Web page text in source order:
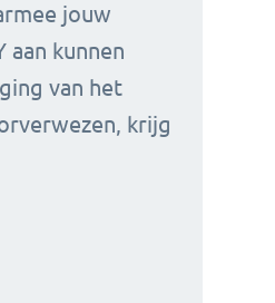
jouw
aan kunnen
van het
krijg